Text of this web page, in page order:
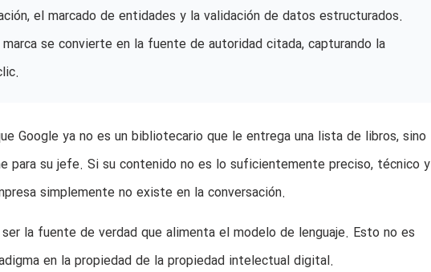
el marcado de entidades y la validación de datos estructurados.
se convierte en la fuente de autoridad citada, capturando la
Google ya no es un bibliotecario que le entrega una lista de libros, sino
para su jefe. Si su contenido no es lo suficientemente preciso, técnico y
simplemente no existe en la conversación.
la fuente de verdad que alimenta el modelo de lenguaje. Esto no es
en la propiedad de la propiedad intelectual digital.